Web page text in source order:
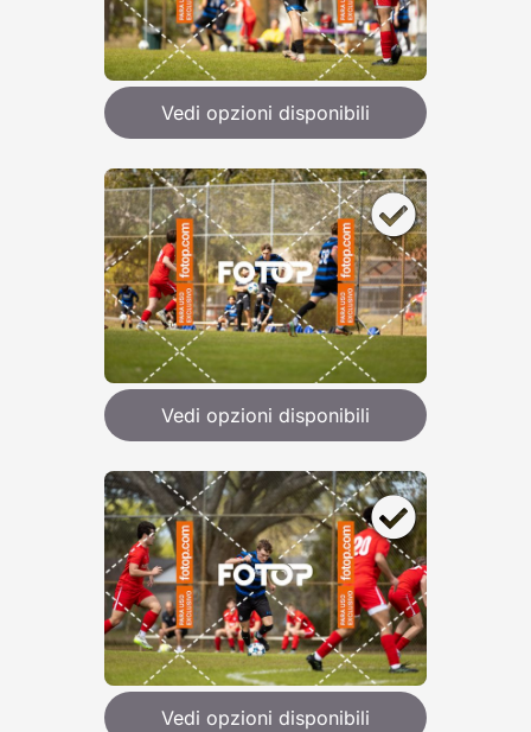
Vedi opzioni disponibili
Vedi opzioni disponibili
Vedi opzioni disponibili